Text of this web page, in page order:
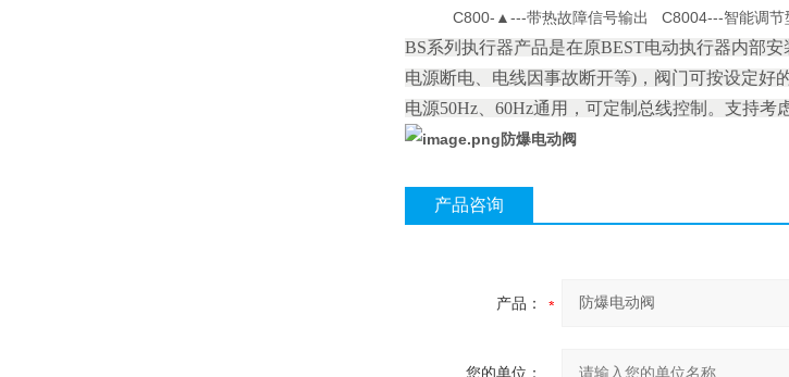
C800-▲---带热故障信号输出 C8004---智能调节
BS系列执行器产品是在原BEST电动执行器内部
电源断电、电线因事故断开等)，阀门可按设定好
电源50Hz、60Hz通用，可定制总线控制。支持考
防爆电动阀
产品咨询
产品：
您的单位：